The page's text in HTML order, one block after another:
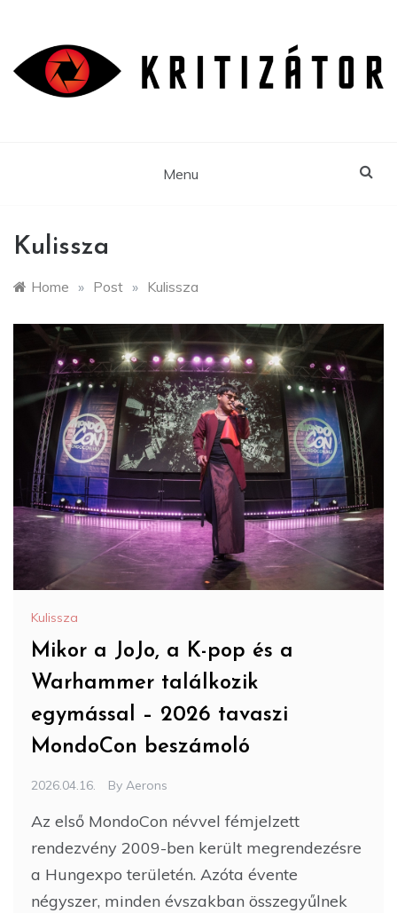
content
Menu
Kulissza
Home » Post » Kulissza
Kulissza
Mikor a JoJo, a K-pop és a
Warhammer találkozik
egymással – 2026 tavaszi
MondoCon beszámoló
2026.04.16. By Aerons
Az első MondoCon névvel fémjelzett
rendezvény 2009-ben került megrendezésre
a Hungexpo területén. Azóta évente
négyszer, minden évszakban összegyűlnek